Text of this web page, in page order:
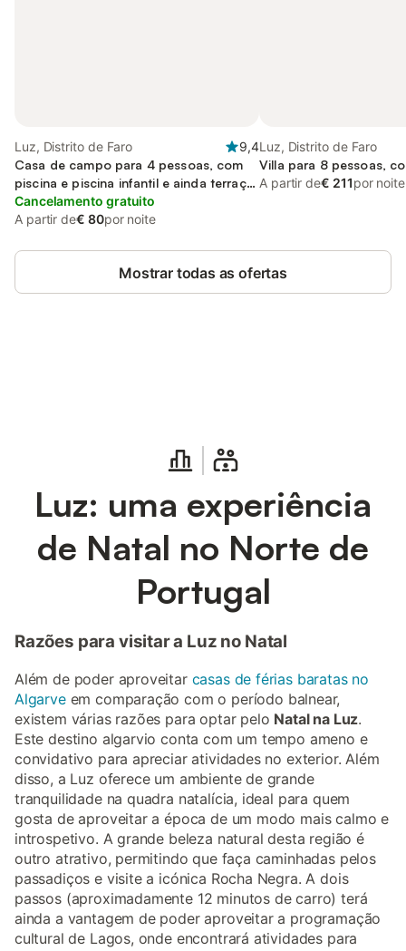
Luz, Distrito de Faro
9,4
Casa de campo para 4 pessoas, com
piscina e piscina infantil e ainda terraço
and jardim
Cancelamento gratuito
A partir de€ 80por noite
Luz, Distrito de Faro
Villa para 8 pessoas,
A partir de€ 211por noite
Mostrar todas as ofertas
Luz: uma experiência
de Natal no Norte de
Portugal
Razões para visitar a Luz no Natal
Além de poder aproveitar casas de férias baratas no
Algarveem comparação com o período balnear,
existem várias razões para optar pelo Natal na Luz.
Este destino algarvio conta com um tempo ameno e
convidativo para apreciar atividades no exterior. Além
disso, a Luz oferece um ambiente de grande
tranquilidade na quadra natalícia, ideal para quem
gosta de aproveitar a época de um modo mais calmo e
introspetivo. A grande beleza natural desta região é
outro atrativo, permitindo que faça caminhadas pelos
passadiços e visite a icónica Rocha Negra. A dois
passos (aproximadamente 12 minutos de carro) terá
ainda a vantagem de poder aproveitar a programação
cultural de Lagos, onde encontrará atividades para